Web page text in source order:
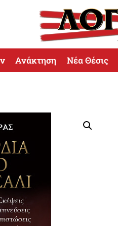
Ανάκτηση Νέα Θέσις